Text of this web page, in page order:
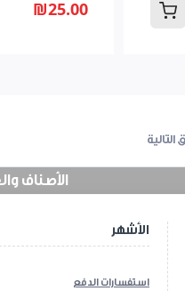
₪25.00
الأصناف
الأشهر
استفسارات الدفع